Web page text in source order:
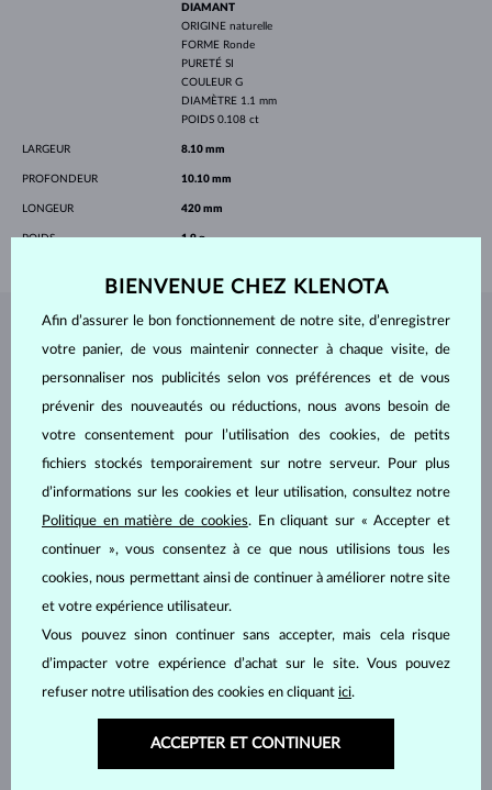
DIAMANT
ORIGINE naturelle
FORME Ronde
PURETÉ SI
COULEUR G
DIAMÈTRE 1.1 mm
POIDS 0.108 ct
LARGEUR 8.10 mm
PROFONDEUR 10.10 mm
LONGEUR 420 mm
POIDS 1.9 g
BIJOUX DE L'ATELIER KLENOTA
BIENVENUE CHEZ KLENOTA
Afin d’assurer le bon fonctionnement de notre site, d’enregistrer
votre panier, de vous maintenir connecter à chaque visite, de
personnaliser nos publicités selon vos préférences et de vous
prévenir des nouveautés ou réductions, nous avons besoin de
votre consentement pour l’utilisation des cookies, de petits
fichiers stockés temporairement sur notre serveur. Pour plus
d’informations sur les cookies et leur utilisation, consultez notre
Politique en matière de cookies. En cliquant sur « Accepter et
continuer », vous consentez à ce que nous utilisions tous les
cookies, nous permettant ainsi de continuer à améliorer notre site
et votre expérience utilisateur.
Vous pouvez sinon continuer sans accepter, mais cela risque
d’impacter votre expérience d’achat sur le site. Vous pouvez
refuser notre utilisation des cookies en cliquant ici.
ACCEPTER ET CONTINUER